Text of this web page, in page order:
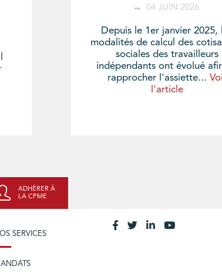
04 JUIN 2026
Depuis le 1er janvier 2025,
modalités de calcul des
sociales des travailleurs
indépendants ont évolué
rapprocher l'assiette...
l'article
ADHÉRER À
LA CPME
SERVICES